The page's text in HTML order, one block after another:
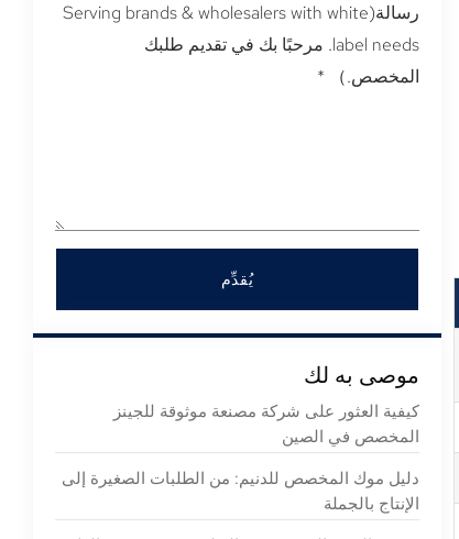
رسالة(Serving brands & wholesalers with white
label needs. مرحبًا بك في تقديم طلبك
المخصص.）
*
يُقدِّم
موصى به لك
كيفية العثور على شركة مصنعة موثوقة للجينز
المخصص في الصين
دليل موك المخصص للدنيم: من الطلبات الصغيرة إلى
الإنتاج بالجملة